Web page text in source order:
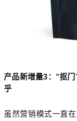
产品新增量3：“抠
乎
虽然营销模式一直